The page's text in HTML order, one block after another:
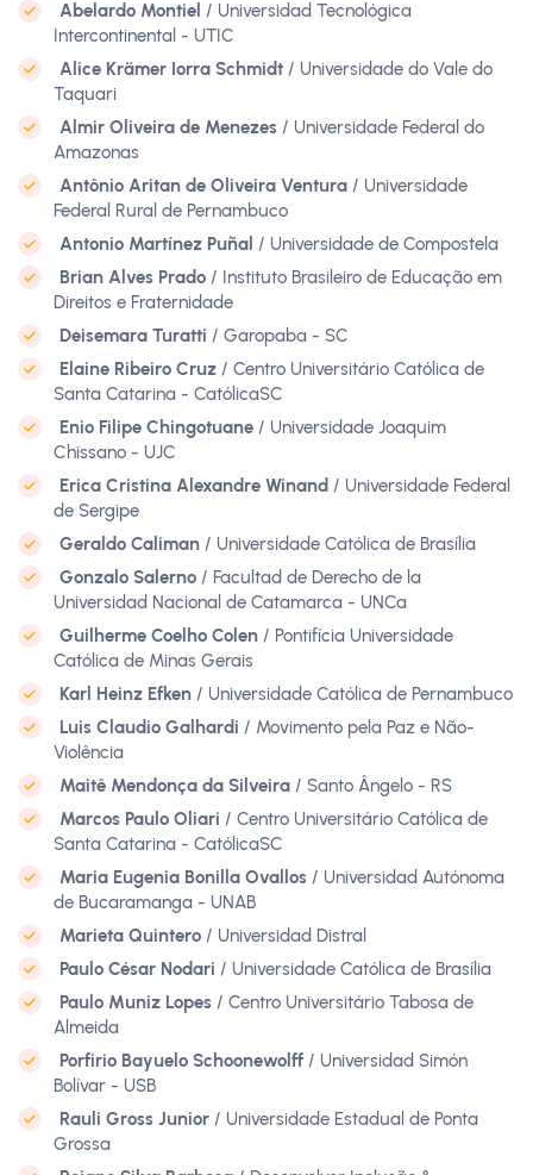
Abelardo Montiel / Universidad Tecnológica
Intercontinental - UTIC
Alice Krämer Iorra Schmidt / Universidade do Vale do
Taquari
Almir Oliveira de Menezes / Universidade Federal do
Amazonas
Antônio Aritan de Oliveira Ventura / Universidade
Federal Rural de Pernambuco
Antonio Martínez Puñal / Universidade de Compostela
Brian Alves Prado / Instituto Brasileiro de Educação em
Direitos e Fraternidade
Deisemara Turatti / Garopaba - SC
Elaine Ribeiro Cruz / Centro Universitário Católica de
Santa Catarina - CatólicaSC
Enio Filipe Chingotuane / Universidade Joaquim
Chissano - UJC
Erica Cristina Alexandre Winand / Universidade Federal
de Sergipe
Geraldo Caliman / Universidade Católica de Brasília
Gonzalo Salerno / Facultad de Derecho de la
Universidad Nacional de Catamarca - UNCa
Guilherme Coelho Colen / Pontifícia Universidade
Católica de Minas Gerais
Karl Heinz Efken / Universidade Católica de Pernambuco
Luis Claudio Galhardi / Movimento pela Paz e Não-
Violência
Maitê Mendonça da Silveira / Santo Ângelo - RS
Marcos Paulo Oliari / Centro Universitário Católica de
Santa Catarina - CatólicaSC
Maria Eugenia Bonilla Ovallos / Universidad Autónoma
de Bucaramanga - UNAB
Marieta Quintero / Universidad Distral
Paulo César Nodari / Universidade Católica de Brasília
Paulo Muniz Lopes / Centro Universitário Tabosa de
Almeida
Porfirio Bayuelo Schoonewolff / Universidad Simón
Bolívar - USB
Rauli Gross Junior / Universidade Estadual de Ponta
Grossa